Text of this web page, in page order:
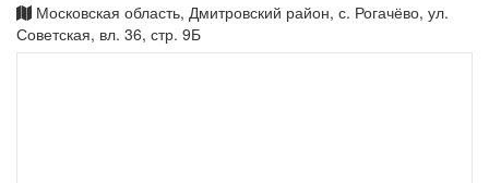
Московская область, Дмитровский район, с. Рогачёво, ул.
Советская, вл. 36, стр. 9Б